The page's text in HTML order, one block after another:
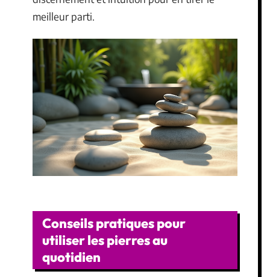
meilleur parti.
Conseils pratiques pour
utiliser les pierres au
quotidien